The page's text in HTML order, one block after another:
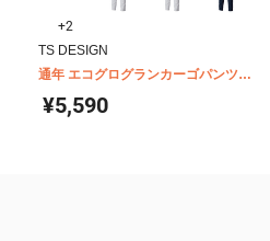
+2
TS DESIGN
通年 エコグログランカーゴパンツ
7714
¥5,590